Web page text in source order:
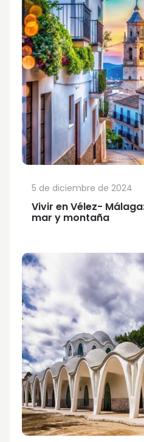
Vivir en Vélez-
mar y montaña
5 de diciembre de 2024